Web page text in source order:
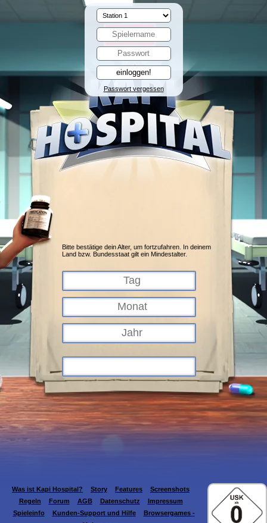
Passwort vergessen
Bitte bestätige dein Alter, um fortzufahren. In deinem
Land bzw. Bundesstaat gilt ein Mindestalter.
Was ist Kapi Hospital? Story Features
Screenshots
Regeln
Forum AGB Datenschutz
Impressum
Spieleinfo
Kunden-Support und Hilfe
Browsergames -